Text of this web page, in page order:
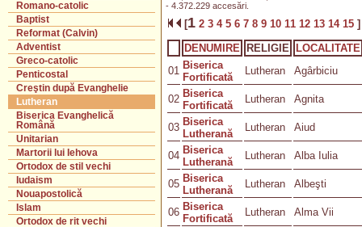
Romano-catolic
Baptist
Reformat (Calvin)
Adventist
Greco-catolic
Penticostal
Creştin după Evanghelie
Lutheran
Biserica Evanghelică
Română
Unitarian
Martorii lui Iehova
Ortodox de stil vechi
Iudaism
Nouapostolică
Islam
Ortodox de rit vechi
- 4.372.229 accesări.
[1 2 3 4 5 6 7 8 9 10 11 12 13 14 15
DENUMIRE
RELIGIE
LOCALITATE
01 Biserica
Fortificată
Lutheran Agârbiciu
02 Biserica
Fortificată
Lutheran Agnita
03 Biserica
Lutherană
Lutheran Aiud
04 Biserica
Lutherană
Lutheran Alba Iulia
05 Biserica
Lutherană
Lutheran Albeşti
06 Biserica
Fortificată
Lutheran Alma Vii